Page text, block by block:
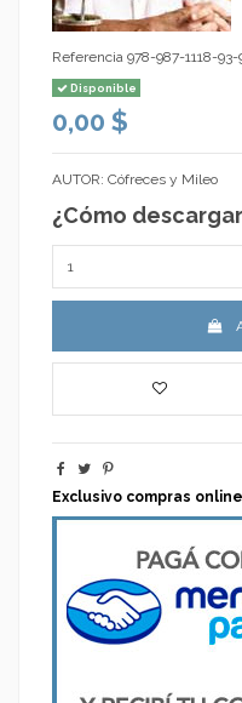
Referencia 978-987-1118-93-
Disponible
0,00 $
AUTOR: Cófreces y Mileo
¿Cómo
Exclusivo compras